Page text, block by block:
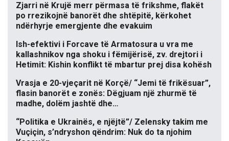
Zjarri në Krujë merr përmasa të frikshme, flakët
po rrezikojnë banorët dhe shtëpitë, kërkohet
ndërhyrje emergjente dhe evakuim
Ish-efektivi i Forcave të Armatosura u vra me
kallashnikov nga shoku i fëmijërisë, zv. drejtori i
Hetimit: Kishin konflikt të mbartur prej disa kohësh
Vrasja e 20-vjeçarit në Korçë/ “Jemi të frikësuar”,
flasin banorët e zonës: Dëgjuam një zhurmë të
madhe, dolëm jashtë dhe…
“Politika e Ukrainës, e njëjtë”/ Zelensky takim me
Vuçiçin, s’ndryshon qëndrim: Nuk do ta njohim